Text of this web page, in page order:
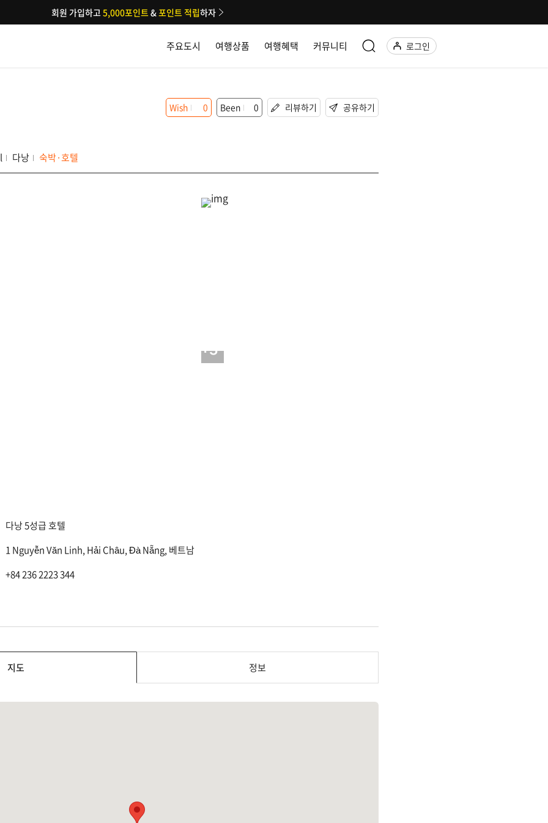
주요도시 여행상품 여행혜택 커뮤니티 로그인
회원 가입하고5,000포인트&포인트 적립하자
다낭 숙박·호텔
Wish 0 Been 0 리뷰하기 공유하기
+5
다낭 5성급 호텔
1 Nguyễn Văn Linh, Hải Châu, Đà Nẵng, 베트남
+84 236 2223 344
지도 정보